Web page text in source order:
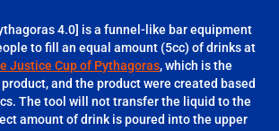
4.0] is a funnel-like bar equipment
to fill an equal amount (5cc) of drinks at
Justice Cup of Pythagoras, which is the
and the product were created based
The tool will not transfer the liquid to the
amount of drink is poured into the upper